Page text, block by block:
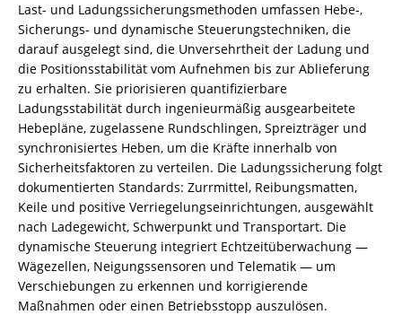
Last- und Ladungssicherungsmethoden umfassen Hebe-,
Sicherungs- und dynamische Steuerungstechniken, die
darauf ausgelegt sind, die Unversehrtheit der Ladung und
die Positionsstabilität vom Aufnehmen bis zur Ablieferung
zu erhalten. Sie priorisieren quantifizierbare
Ladungsstabilität durch ingenieurmäßig ausgearbeitete
Hebepläne, zugelassene Rundschlingen, Spreizträger und
synchronisiertes Heben, um die Kräfte innerhalb von
Sicherheitsfaktoren zu verteilen. Die Ladungssicherung folgt
dokumentierten Standards: Zurrmittel, Reibungsmatten,
Keile und positive Verriegelungseinrichtungen, ausgewählt
nach Ladegewicht, Schwerpunkt und Transportart. Die
dynamische Steuerung integriert Echtzeitüberwachung —
Wägezellen, Neigungssensoren und Telematik — um
Verschiebungen zu erkennen und korrigierende
Maßnahmen oder einen Betriebsstopp auszulösen.